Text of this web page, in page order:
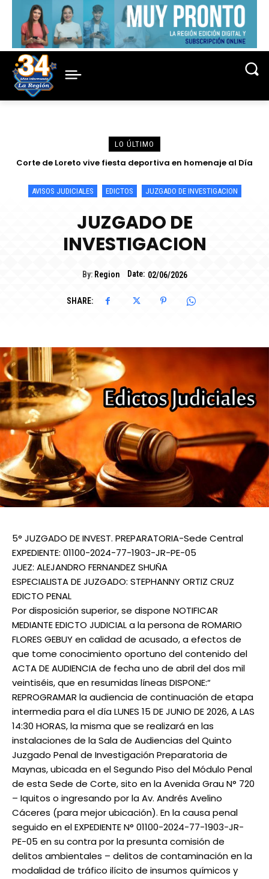
LO ÚLTIMO
Corte de Loreto vive fiesta deportiva en homenaje al Día
Fortalecen conocimientos sobre la lucha contra la
Corte de Loreto
AVISOS JUDICIALES EDICTOS JUZGADO DE INVESTIGACION
JUZGADO DE
INVESTIGACION
By: Region Date: 02/06/2026
SHARE:
5° JUZGADO DE INVEST. PREPARATORIA-Sede Central
EXPEDIENTE: 01100-2024-77-1903-JR-PE-05
JUEZ: ALEJANDRO FERNANDEZ SHUÑA
ESPECIALISTA DE JUZGADO: STEPHANNY ORTIZ CRUZ
EDICTO PENAL
Por disposición superior, se dispone NOTIFICAR
MEDIANTE EDICTO JUDICIAL a la persona de ROMARIO
FLORES GEBUY en calidad de acusado, a efectos de
que tome conocimiento oportuno del contenido del
ACTA DE AUDIENCIA de fecha uno de abril del dos mil
veintiséis, que en resumidas líneas DISPONE:“
REPROGRAMAR la audiencia de continuación de etapa
intermedia para el día LUNES 15 DE JUNIO DE 2026, A LAS
14:30 HORAS, la misma que se realizará en las
instalaciones de la Sala de Audiencias del Quinto
Juzgado Penal de Investigación Preparatoria de
Maynas, ubicada en el Segundo Piso del Módulo Penal
de esta Sede de Corte, sito en la Avenida Grau N° 720
– Iquitos o ingresando por la Av. Andrés Avelino
Cáceres (para mejor ubicación). En la causa penal
seguido en el EXPEDIENTE N° 01100-2024-77-1903-JR-
PE-05 en su contra por la presunta comisión de
delitos ambientales – delitos de contaminación en la
modalidad de tráfico ilícito de insumos químicos y